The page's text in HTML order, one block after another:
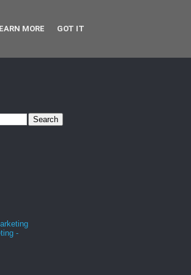
-
MORE GOT IT